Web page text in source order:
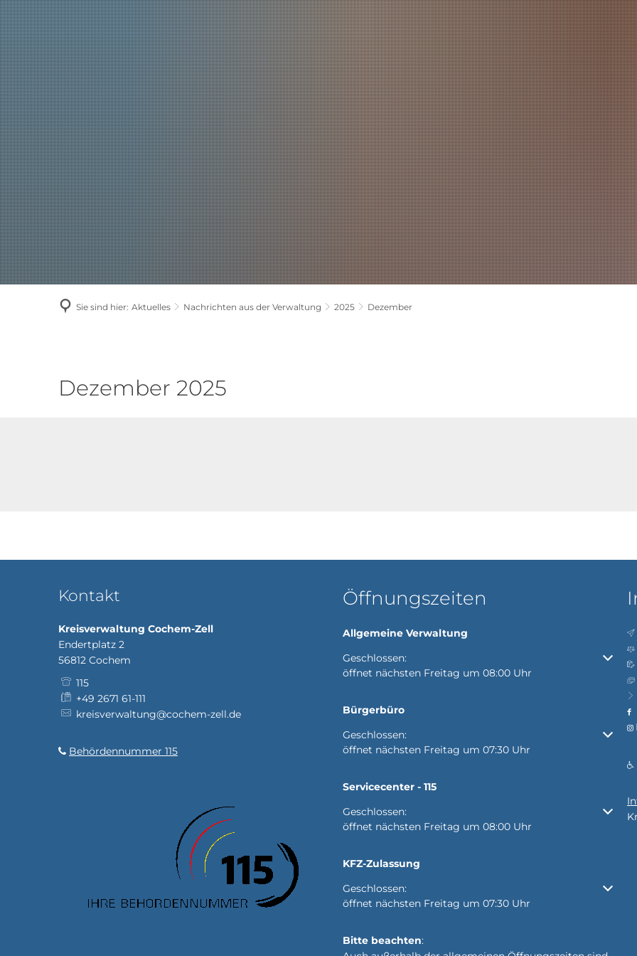
AKTUELLES LANDKREIS POLITIK VERWALTUNG THEMEN
Sie sind hier: Aktuelles Nachrichten aus der Verwaltung 2025 Dezember
DezemberDezember 2025
Kontakt
Kreisverwaltung Cochem-Zell
Endertplatz 2
56812 Cochem
115
+49 2671 61-111
kreisverwaltung@cochem-zell.de
Behördennummer 115
Öffnungszeiten
Allgemeine Verwaltung
Klicken, um weitere Öffnungs- oder Schließzeiten
Geschlossen:
öffnet nächsten Freitag um 08:00 Uhr
Bürgerbüro
Klicken, um weitere Öffnungs- oder Schließzeiten
Geschlossen:
öffnet nächsten Freitag um 07:30 Uhr
Servicecenter - 115
Klicken, um weitere Öffnungs- oder Schließzeiten
Geschlossen:
öffnet nächsten Freitag um 08:00 Uhr
KFZ-Zulassung
Klicken, um weitere Öffnungs- oder Schließzeiten
Geschlossen:
öffnet nächsten Freitag um 07:30 Uhr
Bitte beachten: